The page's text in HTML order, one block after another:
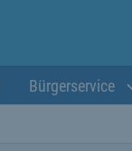
Bürgerservice